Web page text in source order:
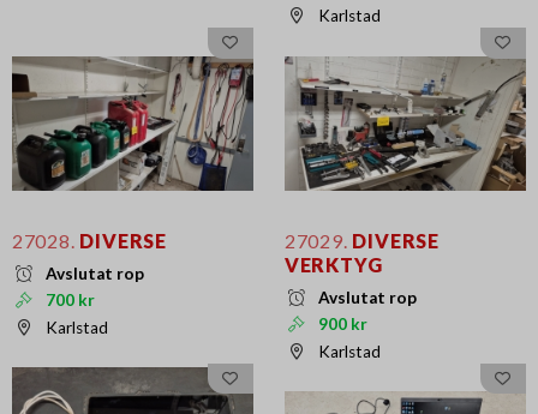
Karlstad
27028. DIVERSE
Avslutat rop
700 kr
Karlstad
27029. DIVERSE
VERKTYG
Avslutat rop
900 kr
Karlstad